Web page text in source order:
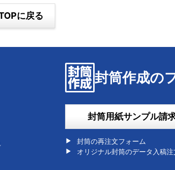
に戻る
封筒作成の
封筒用紙サンプル請
封筒の再注文フォーム
オリジナル封筒のデータ入稿注